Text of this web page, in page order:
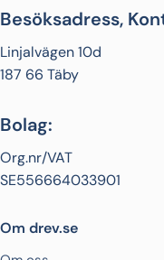
Besöksadress,
Linjalvägen 10d
187 66 Täby
Bolag:
Org.nr/VAT
SE556664033901
Om drev.se